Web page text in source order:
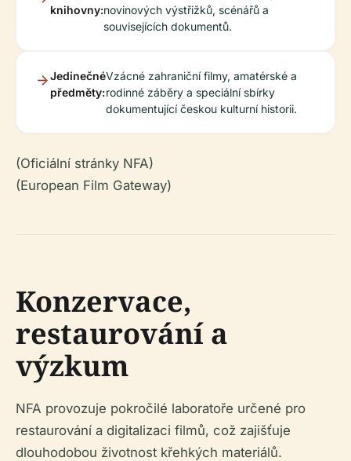
knihovny:novinových výstřižků, scénářů a
souvisejících dokumentů.
Jedinečné
předměty:
Vzácné zahraniční filmy, amatérské a
rodinné záběry a speciální sbírky
dokumentující českou kulturní historii.
(Oficiální stránky NFA)
(European Film Gateway)
Konzervace,
restaurování a
výzkum
NFA provozuje pokročilé laboratoře určené pro
restaurování a digitalizaci filmů, což zajišťuje
dlouhodobou životnost křehkých materiálů.